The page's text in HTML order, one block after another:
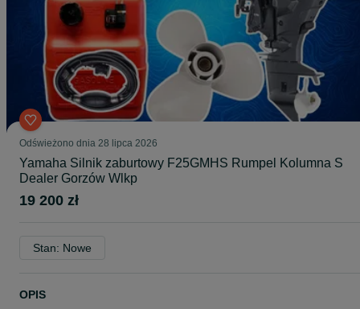
Odświeżono dnia 28 lipca 2026
Yamaha Silnik zaburtowy F25GMHS Rumpel Kolumna S
Dealer Gorzów Wlkp
19 200 zł
Stan: Nowe
OPIS